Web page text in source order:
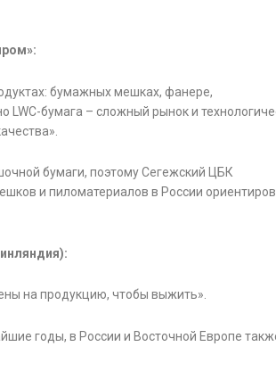
бумажных мешках, фанере,
LWC-бумага – сложный рынок и
бумаги, поэтому Сегежский ЦБК
и пиломатериалов в России
на продукцию, чтобы выжить».
годы, в России и Восточной Европе